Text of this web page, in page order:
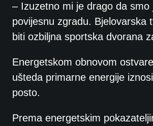
– Izuzetno mi je drago da
povijesnu zgradu. Bjelovarska
biti ozbiljna sportska dvorana
Energetskom obnovom
ušteda primarne energije
posto.
Prema energetskim